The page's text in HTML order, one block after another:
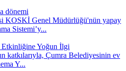
dönemi
KOSKİ Genel Müdürlüğü'nün yapay
Sistemi’y...
Yoğun İlgi
katkılarıyla, Çumra Belediyesinin ev
Y...